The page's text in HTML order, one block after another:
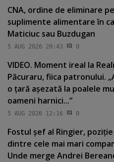
CNA, ordine de eliminare
suplimente alimentare în
Maticiuc sau Buzdugan
5 AUG 2026 20:43 0
VIDEO. Moment ireal la
Păcuraru, fiica patronului.
o ţară aşezată la poalele
oameni harnici...”
5 AUG 2026 12:16 0
Fostul şef al Ringier,
dintre cele mai mari
Unde merge Andrei